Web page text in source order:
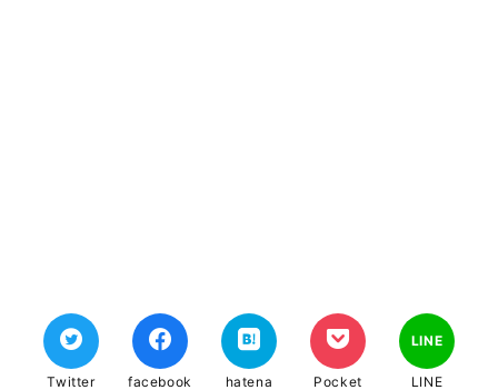
Twitter facebook hatena Pocket
LINE
LINE